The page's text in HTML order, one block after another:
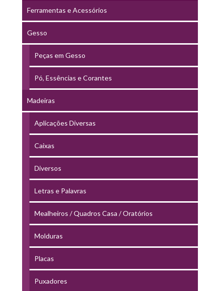
Ferramentas e Acessórios
Gesso
Peças em Gesso
Pó, Essências e Corantes
Madeiras
Aplicações Diversas
Caixas
Diversos
Letras e Palavras
Mealheiros / Quadros Casa / Oratórios
Molduras
Placas
Puxadores